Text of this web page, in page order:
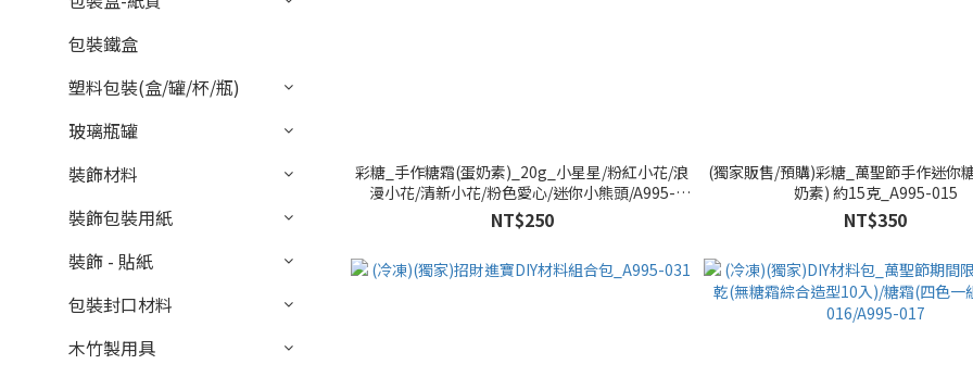
包裝鐵盒
塑料包裝(盒/罐/杯/瓶)
玻璃瓶罐
裝飾材料
裝飾包裝用紙
裝飾 - 貼紙
包裝封口材料
木竹製用具
彩糖_手作糖霜(蛋奶素)_20g_小星星/粉紅小花/浪
漫小花/清新小花/粉色愛心/迷你小熊頭/A995-
057/A995-058/A995-059/A995-060/A995-
061/A995-062
NT$250
(獨家販售/預購)彩糖_萬聖節手作迷你
奶素) 約15克_A995-015
NT$350